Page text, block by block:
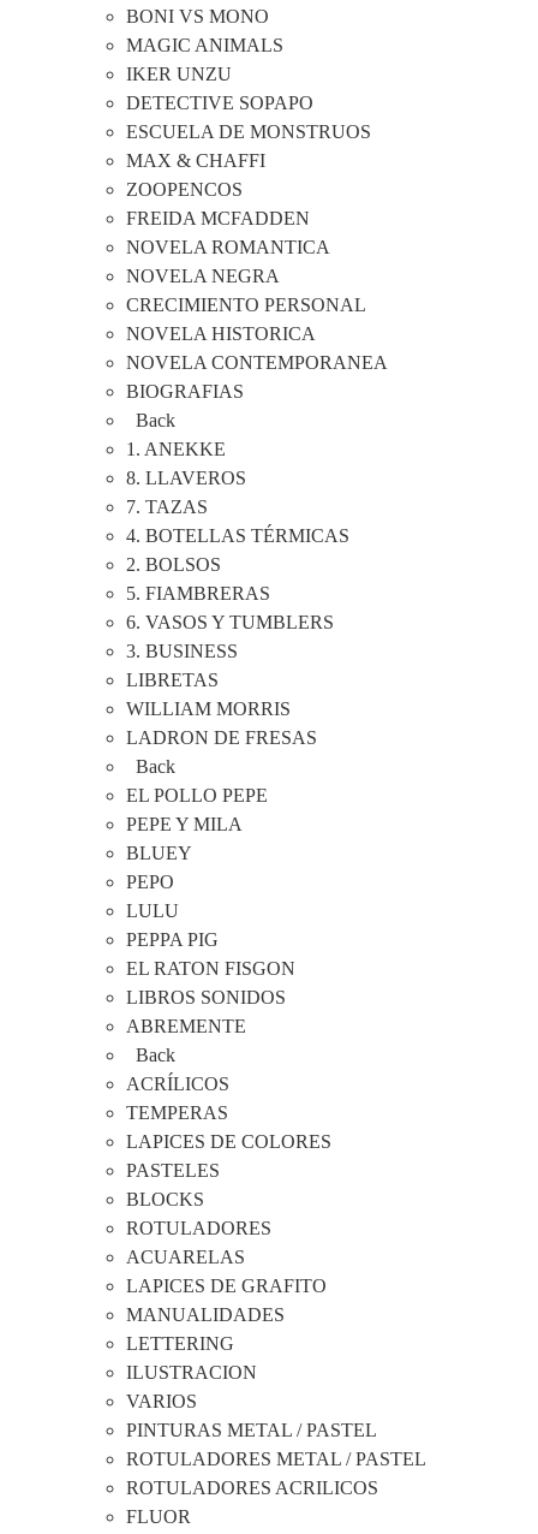
BONI VS MONO
MAGIC ANIMALS
IKER UNZU
DETECTIVE SOPAPO
ESCUELA DE MONSTRUOS
MAX & CHAFFI
ZOOPENCOS
FREIDA MCFADDEN
NOVELA ROMANTICA
NOVELA NEGRA
CRECIMIENTO PERSONAL
NOVELA HISTORICA
NOVELA CONTEMPORANEA
BIOGRAFIAS
Back
1. ANEKKE
8. LLAVEROS
7. TAZAS
4. BOTELLAS TÉRMICAS
2. BOLSOS
5. FIAMBRERAS
6. VASOS Y TUMBLERS
3. BUSINESS
LIBRETAS
WILLIAM MORRIS
LADRON DE FRESAS
Back
EL POLLO PEPE
PEPE Y MILA
BLUEY
PEPO
LULU
PEPPA PIG
EL RATON FISGON
LIBROS SONIDOS
ABREMENTE
Back
ACRÍLICOS
TEMPERAS
LAPICES DE COLORES
PASTELES
BLOCKS
ROTULADORES
ACUARELAS
LAPICES DE GRAFITO
MANUALIDADES
LETTERING
ILUSTRACION
VARIOS
PINTURAS METAL / PASTEL
ROTULADORES METAL / PASTEL
ROTULADORES ACRILICOS
FLUOR